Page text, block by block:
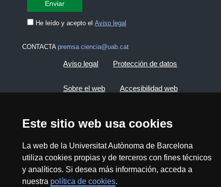
Este sitio web usa cookies
La web de la Universitat Autònoma de Barcelona
utiliza cookies propias y de terceros con fines técnicos
y analíticos. Si desea más información, acceda a
nuestra política de cookies.
He leído y acepto el Aviso legal
CONTACTA premsa.ciencia@uab.cat
Aviso legal Protección de datos
Sobre el web Accesibilidad web
2026 Divulga UAB - Commons Reconocimiento -
No Comercial (CC BY NC) - ISSN: 2014-6388
View low-bandwidth version